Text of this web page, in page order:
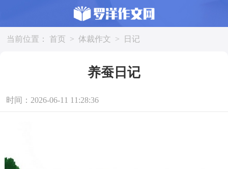
当前位置： 首页 > 体裁作文 > 日记
养蚕日记
时间：2026-06-11 11:28:36